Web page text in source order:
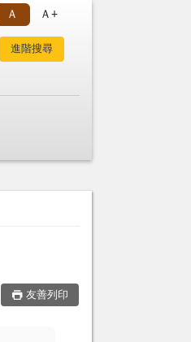
Ａ Ａ+
友善列印